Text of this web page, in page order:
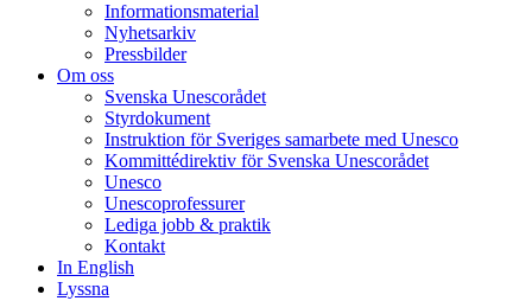
Informationsmaterial
Nyhetsarkiv
Pressbilder
Om oss
Svenska Unescorådet
Styrdokument
Instruktion för Sveriges samarbete med Unesco
Kommittédirektiv för Svenska Unescorådet
Unesco
Unescoprofessurer
Lediga jobb & praktik
Kontakt
In English
Lyssna